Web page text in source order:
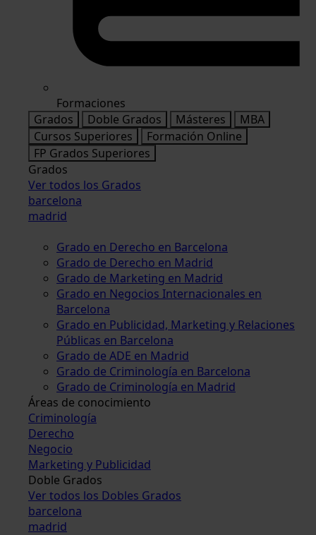
Formaciones
Grados
Doble Grados Másteres
MBA
Cursos Superiores
Formación Online
FP Grados Superiores
Grados
Ver todos los Grados
barcelona
madrid
Grado en Derecho en Barcelona
Grado de Derecho en Madrid
Grado de Marketing en Madrid
Grado en Negocios Internacionales en
Barcelona
Grado en Publicidad, Marketing y Relaciones
Públicas en Barcelona
Grado de ADE en Madrid
Grado de Criminología en Barcelona
Grado de Criminología en Madrid
Áreas de conocimiento
Criminología
Derecho
Negocio
Marketing y Publicidad
Doble Grados
Ver todos los Dobles Grados
barcelona
madrid